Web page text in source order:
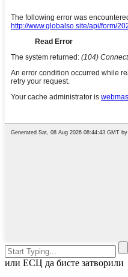
или ЕСЦ да бисте затворили